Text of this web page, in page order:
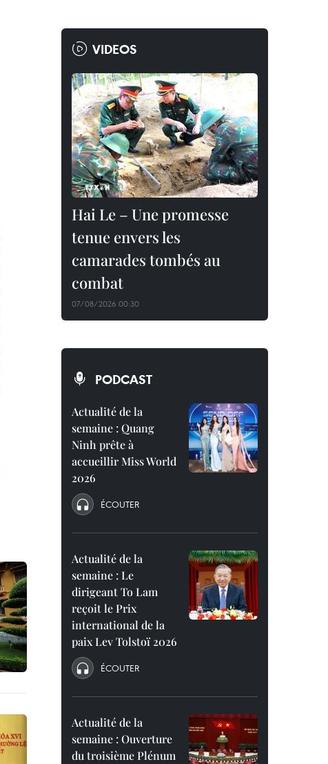
VIDEOS
Hai Le – Une promesse
tenue envers les
camarades tombés au
combat
07/08/2026 00:30
PODCAST
Actualité de la
semaine : Quang
Ninh prête à
accueillir Miss World
2026
ÉCOUTER
Actualité de la
semaine : Le
dirigeant To Lam
reçoit le Prix
international de la
paix Lev Tolstoï 2026
ÉCOUTER
Actualité de la
semaine : Ouverture
du troisième Plénum